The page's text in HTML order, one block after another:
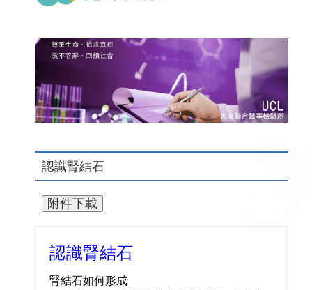
認識腎結石
認識腎結石
腎結石如何形成